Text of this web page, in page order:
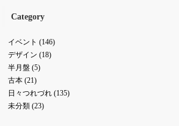
Category
イベント (146)
デザイン (18)
半月盤(5)
古本(21)
日々つれづれ(135)
未分類(23)